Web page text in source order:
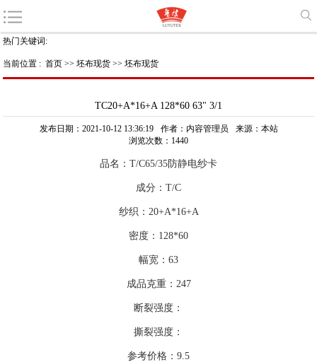
热门关键词:
当前位置 : 首页 >> 坯布现货 >> 坯布现货
TC20+A*16+A 128*60 63" 3/1
发布日期：2021-10-12 13:36:19 作者：内容管理员
来源：本站
浏览次数：1440
品名：T/C65/35防静电纱卡
成分：T/C
纱织：20+A*16+A
密度：128*60
幅宽：63
成品克重：247
断裂强度：
撕裂强度：
参考价格：9.5